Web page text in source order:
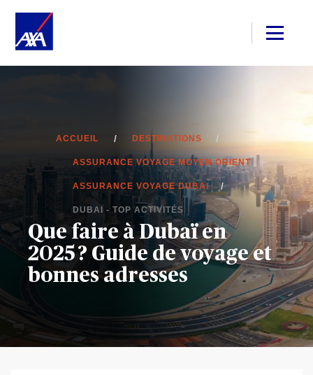
ACCUEIL DESTINATIONS
ASSURANCE VOYAGE MOYEN ORIENT
ASSURANCE VOYAGE DUBAI
DUBAI - TOP ACTIVITÉS
Que faire à Dubaï en
2025 ? Guide de voyage et
bonnes adresses